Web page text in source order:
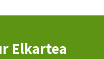
Elkartea